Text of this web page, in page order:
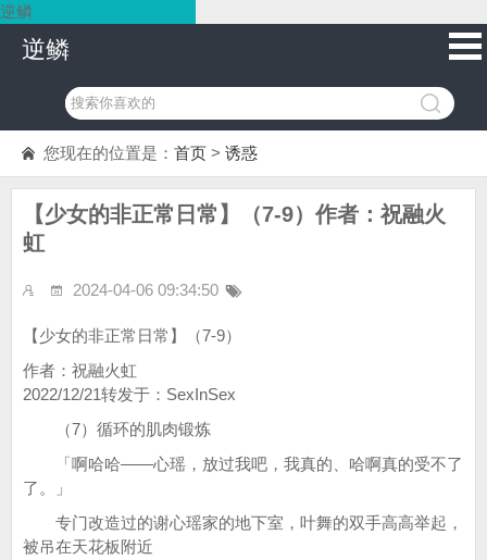
逆鳞
逆鳞
您现在的位置是： 首页 > 诱惑
【少女的非正常日常】（7-9）作者：祝融火
虹
2024-04-06 09:34:50
【少女的非正常日常】（7-9）
作者：祝融火虹
2022/12/21转发于：SexInSex
（7）循环的肌肉锻炼
「啊哈哈——心瑶，放过我吧，我真的、哈啊真的受不了
了。」
专门改造过的谢心瑶家的地下室，叶舞的双手高高举起，
被吊在天花板附近